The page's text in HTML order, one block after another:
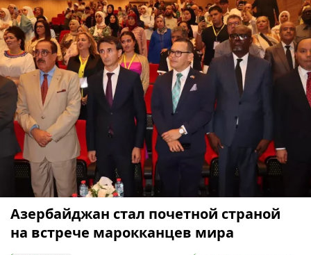
Азербайджан стал почетной страной
на встрече марокканцев мира